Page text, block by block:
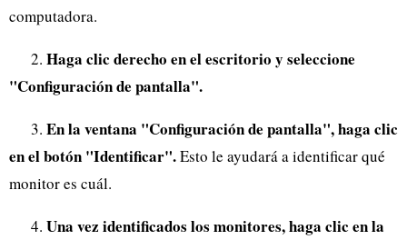
computadora.
2. Haga clic derecho en el escritorio y seleccione
"Configuración de pantalla".
3. En la ventana "Configuración de pantalla", haga clic
en el botón "Identificar".Esto le ayudará a identificar qué
monitor es cuál.
4. Una vez identificados los monitores, haga clic en la